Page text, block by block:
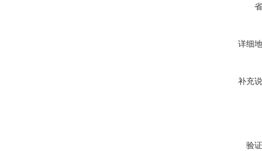
详细
补充
验